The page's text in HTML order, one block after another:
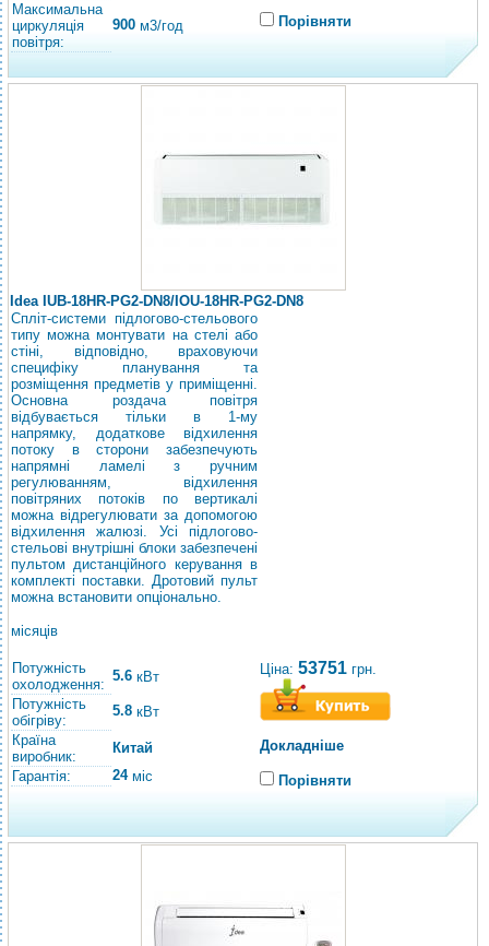
Максимальна
циркуляція
повітря:
900 м3/год Порівняти
Idea IUB-18HR-PG2-DN8/IOU-18HR-PG2-DN8
Спліт-системи підлогово-стельового
типу можна монтувати на стелі або
стіні, відповідно, враховуючи
специфіку планування та
розміщення предметів у приміщенні.
Основна роздача повітря
відбувається тільки в 1-му
напрямку, додаткове відхилення
потоку в сторони забезпечують
напрямні ламелі з ручним
регулюванням, відхилення
повітряних потоків по вертикалі
можна відрегулювати за допомогою
відхилення жалюзі. Усі підлогово-
стельові внутрішні блоки забезпечені
пультом дистанційного керування в
комплекті поставки. Дротовий пульт
можна встановити опціонально.
місяців
Потужність
охолодження:
5.6 кВт
Потужність
обігріву:
5.8 кВт
Країна
виробник:
Китай
Гарантія:
24міс
Ціна: 53751 грн.
Докладніше
Порівняти